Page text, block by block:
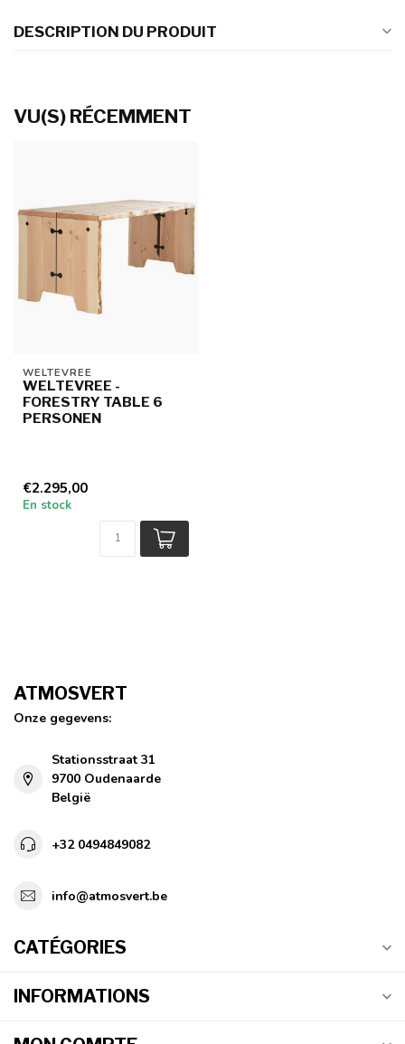
DESCRIPTION DU PRODUIT
VU(S) RÉCEMMENT
WELTEVREE
WELTEVREE -
FORESTRY TABLE 6
PERSONEN
€2.295,00
En stock
ATMOSVERT
Onze gegevens:
Stationsstraat 31
9700 Oudenaarde
België
+32 0494849082
info@atmosvert.be
CATÉGORIES
INFORMATIONS